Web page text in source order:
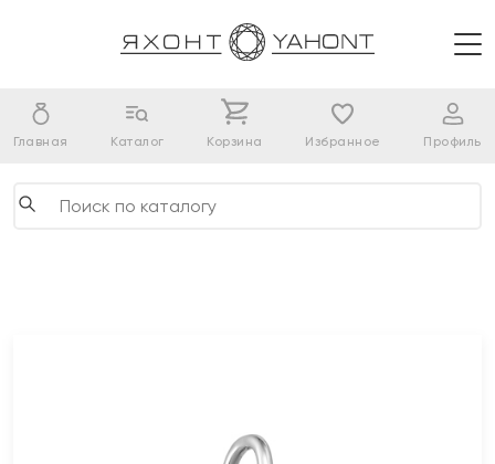
Главная Каталог Корзина Избранное Профиль